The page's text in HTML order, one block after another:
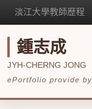
淡江大學教師歷程
鍾志成
JYH-CHERNG JONG
ePortfolio provide by